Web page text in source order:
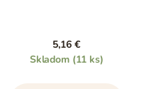
5,16 €
Skladom (11 ks)